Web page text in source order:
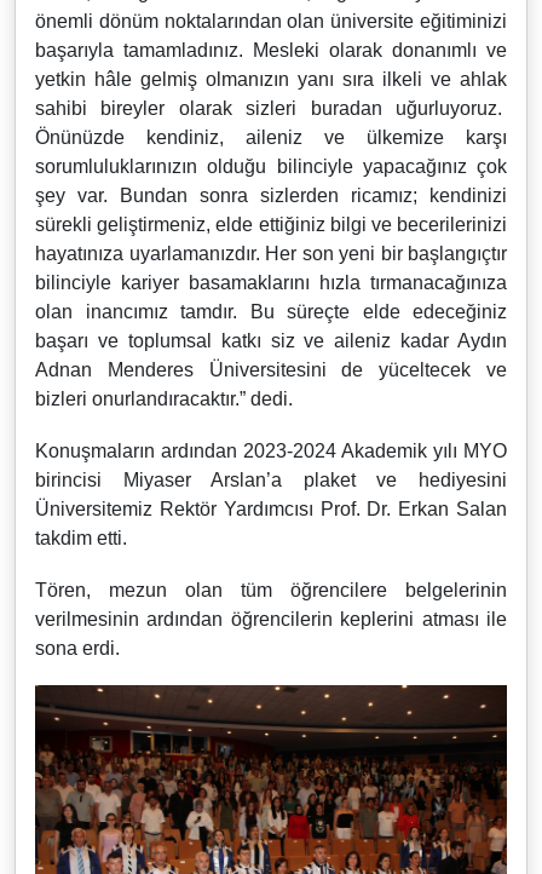
önemli dönüm noktalarından olan üniversite eğitiminizi
başarıyla tamamladınız. Mesleki olarak donanımlı ve
yetkin hâle gelmiş olmanızın yanı sıra ilkeli ve ahlak
sahibi bireyler olarak sizleri buradan uğurluyoruz.
Önünüzde kendiniz, aileniz ve ülkemize karşı
sorumluluklarınızın olduğu bilinciyle yapacağınız çok
şey var. Bundan sonra sizlerden ricamız; kendinizi
sürekli geliştirmeniz, elde ettiğiniz bilgi ve becerilerinizi
hayatınıza uyarlamanızdır. Her son yeni bir başlangıçtır
bilinciyle kariyer basamaklarını hızla tırmanacağınıza
olan inancımız tamdır. Bu süreçte elde edeceğiniz
başarı ve toplumsal katkı siz ve aileniz kadar Aydın
Adnan Menderes Üniversitesini de yüceltecek ve
bizleri onurlandıracaktır.” dedi.
Konuşmaların ardından 2023-2024 Akademik yılı MYO
birincisi Miyaser Arslan’a plaket ve hediyesini
Üniversitemiz Rektör Yardımcısı Prof. Dr. Erkan Salan
takdim etti.
Tören, mezun olan tüm öğrencilere belgelerinin
verilmesinin ardından öğrencilerin keplerini atması ile
sona erdi.